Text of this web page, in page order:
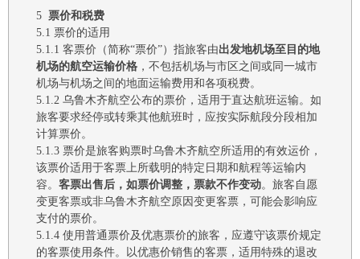
5 票价和税费
5.1 票价的适用
5.1.1 客票价（简称“票价”） 指旅客由出发地机场至目的地
机场的航空运输价格 ，不包括机场与市区之间或同一城市
机场与机场之间的地面运输费用和各项税费。
5.1.2 乌鲁木齐航空公布的票价，适用于直达航班运输。如
旅客要求经停或转乘其他航班时，应按实际航段分段相加
计算票价。
5.1.3 票价是旅客购票时乌鲁木齐航空所适用的有效运价，
该票价适用于客票上所载明的特定日期和航程等运输内
容。 客票出售后， 如票价调整，票款不作变动。旅客自愿
变更客票或非乌鲁木齐航空原因变更客票，可能会影响应
支付的票价。
5.1.4 使用普通票价及优惠票价的旅客，应遵守该票价规定
的客票使用条件。以优惠价销售的客票，适用特殊的退改